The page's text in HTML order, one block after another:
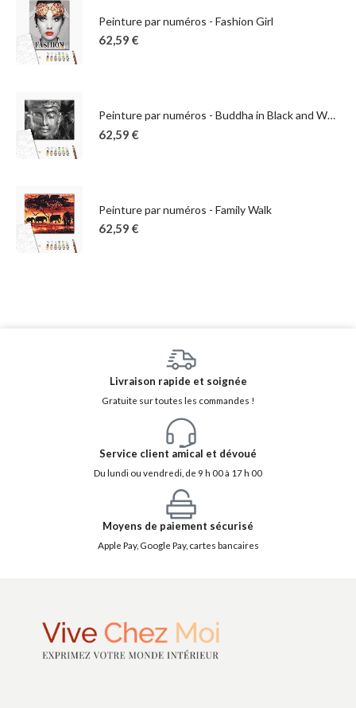
Peinture par numéros - Fashion Girl
62,59 €
Peinture par numéros - Buddha in Black and White
62,59 €
Peinture par numéros - Family Walk
62,59 €
Livraison rapide et soignée
Gratuite sur toutes les commandes !
Service client amical et dévoué
Du lundi ou vendredi, de 9 h 00 à 17 h 00
Moyens de paiement sécurisé
Apple Pay, Google Pay, cartes bancaires